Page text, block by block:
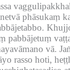
phāsukaṃ
pabbājetuṃ
vā.
rasso hoti,